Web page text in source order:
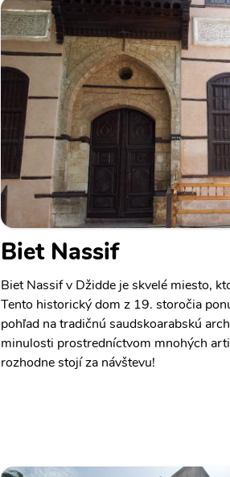
Biet Nassif
Biet Nassif v Džidde je skvelé miesto,
Tento historický dom z 19. storočia
pohľad na tradičnú saudskoarabskú
minulosti prostredníctvom mnohých
rozhodne stojí za návštevu!